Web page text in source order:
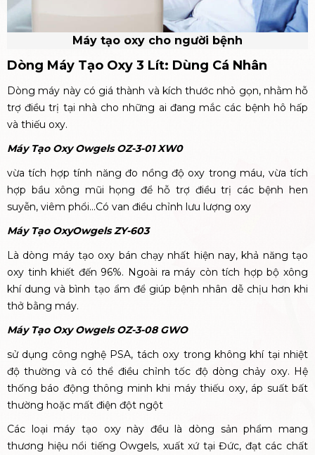
Máy tạo oxy cho người bệnh
Dòng Máy Tạo Oxy 3 Lít: Dùng Cá Nhân
Dòng máy này có giá thành và kích thước nhỏ gọn, nhằm hỗ
trợ điều trị tại nhà cho những ai đang mắc các bệnh hô hấp
và thiếu oxy.
Máy Tạo Oxy Owgels OZ-3-01 XW0
vừa tích hợp tính năng đo nồng độ oxy trong máu, vừa tích
hợp bầu xông mũi họng để hỗ trợ điều trị các bệnh hen
suyễn, viêm phổi...Có van điều chỉnh lưu lượng oxy
Máy Tạo OxyOwgels ZY-603
Là dòng máy tạo oxy bán chạy nhất hiện nay, khả năng tạo
oxy tinh khiết đến 96%. Ngoài ra máy còn tích hợp bộ xông
khí dung và bình tạo ẩm để giúp bệnh nhân dễ chịu hơn khi
thở bằng máy.
Máy Tạo Oxy Owgels OZ-3-08 GWO
sử dụng công nghệ PSA, tách oxy trong không khí tại nhiệt
độ thường và có thể điều chỉnh tốc độ dòng chảy oxy. Hệ
thống báo động thông minh khi máy thiếu oxy, áp suất bất
thường hoặc mất điện đột ngột
Các loại máy tạo oxy này đều là dòng sản phẩm mang
thương hiệu nổi tiếng Owgels, xuất xứ tại Đức, đạt các chất